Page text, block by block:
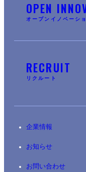
OPEN
オープンイノベーシ
RECRUIT
リクルート
企業情報
お知らせ
お問い合わせ